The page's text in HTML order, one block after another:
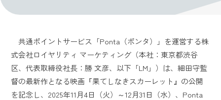
共通ポイントサービス「Ponta（ポンタ）」を運営する株
式会社ロイヤリティ マーケティング（本社：東京都渋谷
区、代表取締役社長：勝 文彦、以下「LM」）は、細田守監
督の最新作となる映画『果てしなきスカーレット』の公開
を記念し、2025年11月4日（火）～12月31日（水）、Ponta